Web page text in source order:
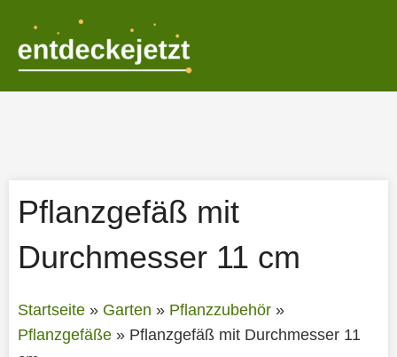
springen
Pflanzgefäß mit
Durchmesser 11 cm
Startseite» Garten » Pflanzzubehör»
Pflanzgefäße» Pflanzgefäß mit Durchmesser 11